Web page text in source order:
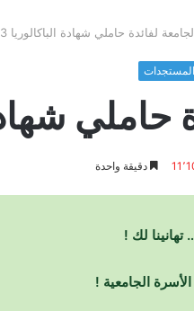
لفائدة حاملي شهادة الباكالوريا 2023
المستجدات
شهادة
دقيقة واحدة
لك !
الجامعية !